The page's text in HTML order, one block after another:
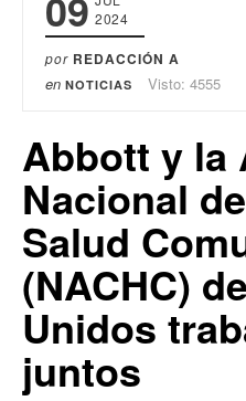
2024
por REDACCIÓN A
en NOTICIAS Visto: 4555
Abbott y la
Nacional
Salud
(NACHC)
Unidos
juntos